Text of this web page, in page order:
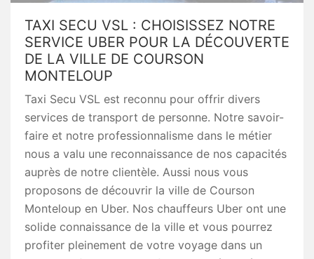
TAXI SECU VSL : CHOISISSEZ NOTRE
SERVICE UBER POUR LA DÉCOUVERTE
DE LA VILLE DE COURSON
MONTELOUP
Taxi Secu VSL est reconnu pour offrir divers
services de transport de personne. Notre savoir-
faire et notre professionnalisme dans le métier
nous a valu une reconnaissance de nos capacités
auprès de notre clientèle. Aussi nous vous
proposons de découvrir la ville de Courson
Monteloup en Uber. Nos chauffeurs Uber ont une
solide connaissance de la ville et vous pourrez
profiter pleinement de votre voyage dans un